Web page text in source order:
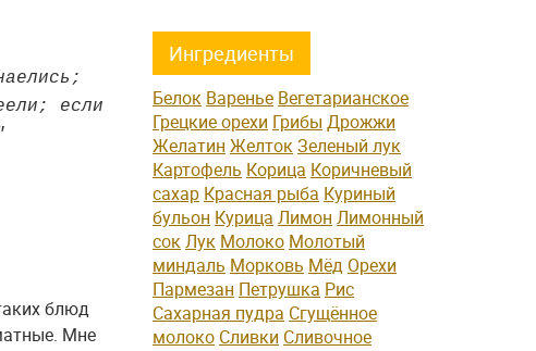
если
блюд
Мне
Ингредиенты
Белок Варенье Вегетарианское
Грецкие орехи Грибы Дрожжи
Желатин ЖелтокЗеленый лук
Картофель Корица Коричневый
сахар Красная рыба Куриный
бульон Курица Лимон Лимонный
сокЛук Молоко Молотый
миндаль Морковь Мёд Орехи
Пармезан Петрушка Рис
Сахарная пудра Сгущённое
молоко Сливки Сливочное